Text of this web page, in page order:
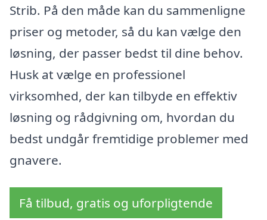
Strib. På den måde kan du sammenligne
priser og metoder, så du kan vælge den
løsning, der passer bedst til dine behov.
Husk at vælge en professionel
virksomhed, der kan tilbyde en effektiv
løsning og rådgivning om, hvordan du
bedst undgår fremtidige problemer med
gnavere.
Få tilbud, gratis og uforpligtende